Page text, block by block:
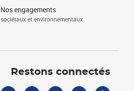
Nos engagements
sociétaux et environnementaux
Restons connectés